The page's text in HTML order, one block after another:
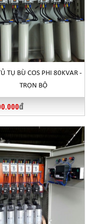
16,000,000 13,500,000
20,000,000 16,500,000
22,000,000
31,500,000 25,500,000
33,000,000 27,000,000
39,000,000 32,000,000
TỤ BÙ COS PHI 80KVAR -
TRỌN BỘ
đ